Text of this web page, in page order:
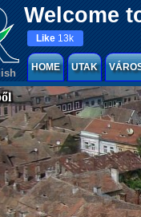
Welcome
Like 13k
HOME UTAK